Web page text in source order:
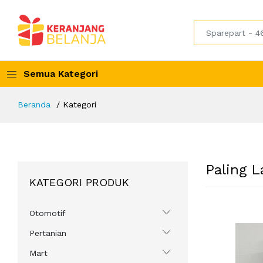
Semua Kategori
Beranda Kategori
KATEGORI PRODUK
Otomotif
Pertanian
Mart
Paling